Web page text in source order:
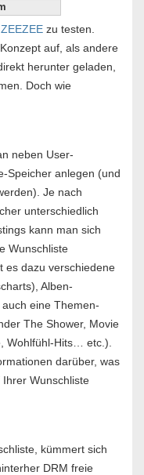
ZEEZEE zu testen.
auf, als andere
herunter geladen,
Doch wie
neben User-
Speicher anlegen (und
Je nach
unterschiedlich
kann man sich
Wunschliste
es dazu verschiedene
Alben-
eine Themen-
The Shower, Movie
Wohlfühl-Hits… etc.).
darüber, was
Wunschliste
kümmert sich
DRM freie